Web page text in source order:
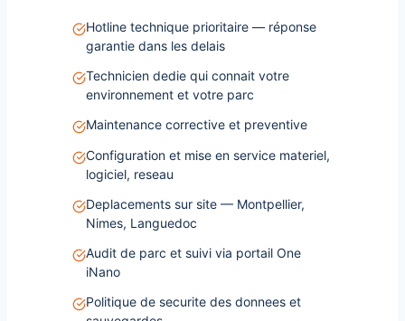
Hotline technique prioritaire — réponse
garantie dans les delais
Technicien dedie qui connait votre
environnement et votre parc
Maintenance corrective et preventive
Configuration et mise en service materiel,
logiciel, reseau
Deplacements sur site — Montpellier,
Nimes, Languedoc
Audit de parc et suivi via portail One
iNano
Politique de securite des donnees et